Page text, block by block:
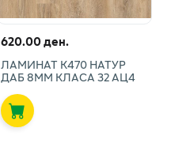
620.00 ден.
ЛАМИНАТ К470 НАТУР
ДАБ 8ММ КЛАСА 32 АЦ4